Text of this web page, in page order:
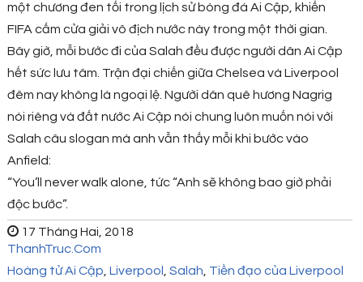
một chương đen tối trong lịch sử bóng đá Ai Cập, khiến
FIFA cấm cửa giải vô địch nước này trong một thời gian.
Bây giờ, mỗi bước đi của Salah đều được người dân Ai Cập
hết sức lưu tâm. Trận đại chiến giữa Chelsea và Liverpool
đêm nay không là ngoại lệ. Người dân quê hương Nagrig
nói riêng và đất nước Ai Cập nói chung luôn muốn nói với
Salah câu slogan mà anh vẫn thấy mỗi khi bước vào
Anfield:
“You’ll never walk alone, tức “Anh sẽ không bao giờ phải
độc bước”.
17 Tháng Hai, 2018
ThanhTruc.Com
Hoàng tử Ai Cập, Liverpool , Salah, Tiền đạo của Liverpool